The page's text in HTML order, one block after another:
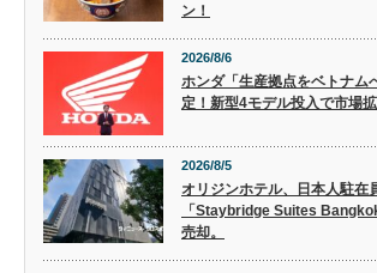
ン！
2026/8/6
ホンダ「生産拠点をベトナム
定！新型4モデル投入で市場拡
2026/8/5
オリジンホテル、日本人駐在
「Staybridge Suites
売却。